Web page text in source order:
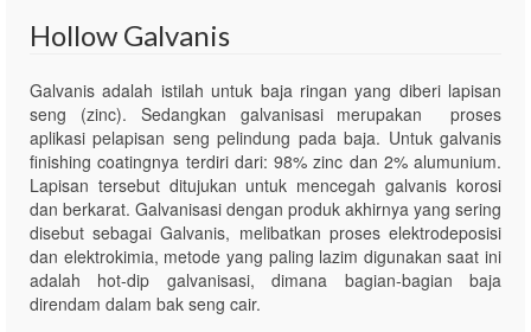
Hollow Galvanis
Galvanis adalah istilah untuk baja ringan yang diberi lapisan
seng (zinc). Sedangkan galvanisasi merupakan proses
aplikasi pelapisan seng pelindung pada baja. Untuk galvanis
finishing coatingnya terdiri dari: 98% zinc dan 2% alumunium.
Lapisan tersebut ditujukan untuk mencegah galvanis korosi
dan berkarat. Galvanisasi dengan produk akhirnya yang sering
disebut sebagai Galvanis, melibatkan proses elektrodeposisi
dan elektrokimia, metode yang paling lazim digunakan saat ini
adalah hot-dip galvanisasi, dimana bagian-bagian baja
direndam dalam bak seng cair.